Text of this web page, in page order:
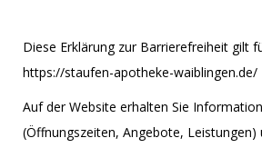
Diese Erklärung zur Barrierefreiheit gilt
https://staufen-apotheke-waiblingen.de/
Auf der Website erhalten Sie
(Öffnungszeiten, Angebote, Leistungen)